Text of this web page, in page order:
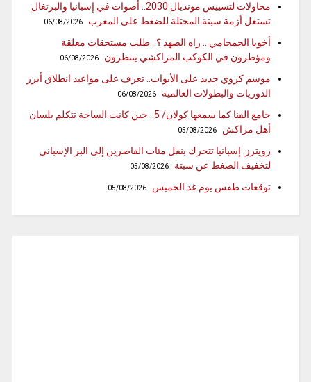
محاولات لتسييس مونديال 2030.. أصوات في إسبانيا والبرتغال
تستغل أزمة سبتة المحتلة للضغط على المغرب
06/08/2026
أخويا الجمجامي .. راه الصهد ؟.. طلب مستحقات معلقة
ومؤطرون في الكوكب المراكشي ينتظرون
06/08/2026
موسم كروي جديد على الأبواب.. تعرف على مواعيد انطلاق أبرز
الدوريات والبطولات العالمية
06/08/2026
جامع الفنا كما سمعها كولان/ 5.. حين كانت الساحة تتكلم بلسان
أهل مراكش
05/08/2026
رويترز: إسبانيا تتحرك بنقل مئات القاصرين إلى البر الإسباني
لتخفيف الضغط عن سبتة
05/08/2026
توقعات طقس يوم غد الخميس 05/08/2026